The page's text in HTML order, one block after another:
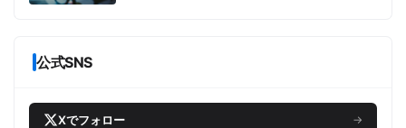
公式SNS
Xでフォロー →